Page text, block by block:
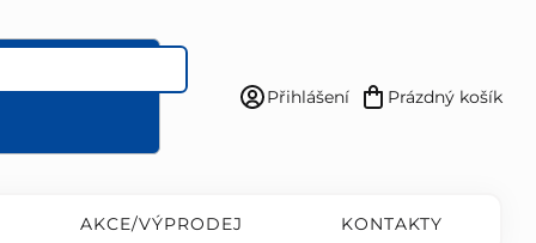
Přihlášení
Nákupní
Prázdný košík
AKCE/VÝPRODEJ KONTAKTY